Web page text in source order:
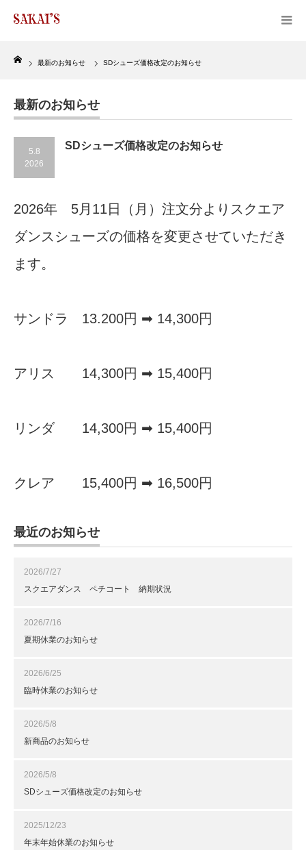
Home
最新のお知らせ
SDシューズ価格改定のお知らせ
最新のお知らせ
5.8
2026
SDシューズ価格改定のお知らせ
2026年 5月11日（月）注文分よりスクエア
ダンスシューズの価格を変更させていただき
ます。
サンドラ 13.200円 ➡ 14,300円
アリス 14,300円 ➡ 15,400円
リンダ 14,300円 ➡ 15,400円
クレア 15,400円 ➡ 16,500円
最近のお知らせ
2026/7/27
スクエアダンス ペチコート 納期状況
2026/7/16
夏期休業のお知らせ
2026/6/25
臨時休業のお知らせ
2026/5/8
新商品のお知らせ
2026/5/8
SDシューズ価格改定のお知らせ
2025/12/23
年末年始休業のお知らせ